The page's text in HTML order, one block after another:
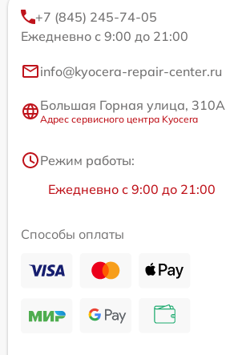
+7 (845) 245-74-05
Ежедневно с 9:00 до 21:00
info@kyocera-repair-center.ru
Большая Горная улица, 310А
Адрес сервисного центра Kyocera
Режим работы:
Ежедневно с 9:00 до 21:00
Способы оплаты